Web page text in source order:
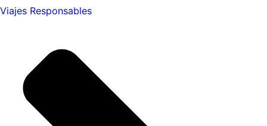
Viajes Responsables